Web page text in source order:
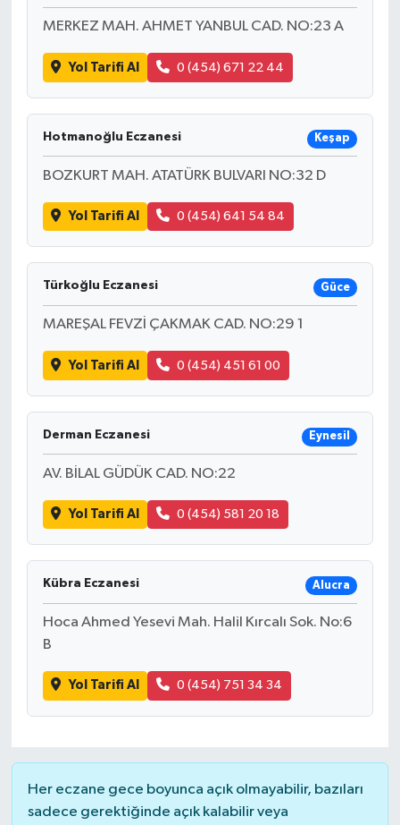
MERKEZ MAH. AHMET YANBUL CAD. NO:23 A
Yol Tarifi Al 0 (454) 671 22 44
Hotmanoğlu Eczanesi Keşap
BOZKURT MAH. ATATÜRK BULVARI NO:32 D
Yol Tarifi Al 0 (454) 641 54 84
Türkoğlu Eczanesi Güce
MAREŞAL FEVZİ ÇAKMAK CAD. NO:29 1
Yol Tarifi Al 0 (454) 451 61 00
Derman Eczanesi Eynesil
AV. BİLAL GÜDÜK CAD. NO:22
Yol Tarifi Al 0 (454) 581 20 18
Kübra Eczanesi Alucra
Hoca Ahmed Yesevi Mah. Halil Kırcalı Sok. No:6
B
Yol Tarifi Al 0 (454) 751 34 34
Her eczane gece boyunca açık olmayabilir, bazıları
sadece gerektiğinde açık kalabilir veya